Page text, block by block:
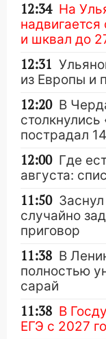
12:34 На
и шквал до
12:31
из Европы и
12:20 В
пострадал
12:00 Где
августа:
11:50
случайно
приговор
11:38 В
полностью
сарай
11:38 В
ЕГЭ с 2027